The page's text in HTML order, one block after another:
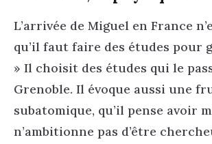
L’arrivée de Miguel en France
qu’il faut faire des études pour
» Il choisit des études qui le
Grenoble. Il évoque aussi une
subatomique, qu’il pense avoir
n’ambitionne pas d’être